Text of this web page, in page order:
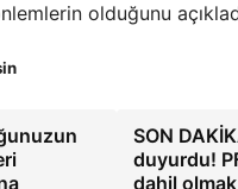
olduğunu
SON
duyurdu!
dahil